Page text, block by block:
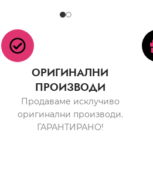
ОРИГИНАЛНИ
ПРОИЗВОДИ
Продаваме исклучиво
оригинални производи.
ГАРАНТИРАНО!